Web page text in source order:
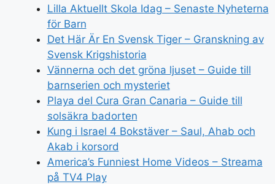
Lilla Aktuellt Skola Idag – Senaste Nyheterna
för Barn
Det Här Är En Svensk Tiger – Granskning av
Svensk Krigshistoria
Vännerna och det gröna ljuset – Guide till
barnserien och mysteriet
Playa del Cura Gran Canaria – Guide till
solsäkra badorten
Kung i Israel 4 Bokstäver – Saul, Ahab och
Akab i korsord
America’s Funniest Home Videos – Streama
på TV4 Play